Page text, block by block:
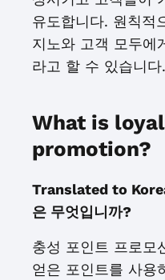
유도합니다. 원칙적
지노와 고객 모두에
라고 할 수 있습니다.
What is
promotion?
Translated to
은 무엇입니까?
충성 포인트 프로모
얻은 포인트를 사용